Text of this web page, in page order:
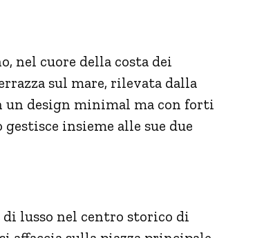
nel cuore della costa dei
sul mare, rilevata dalla
un design minimal ma con forti
insieme alle sue due
di lusso nel centro storico di